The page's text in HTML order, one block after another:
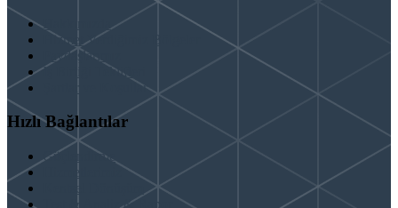
Hakkımızda
Hizmet Verdiğimiz Bölgeler
Paydaşlarımız
İş Birliği Teklifleri
Şartlar ve Koşullar
Hızlı Bağlantılar
Güçlendirme
Hizmetlerimiz
Test & Analiz & Rapor